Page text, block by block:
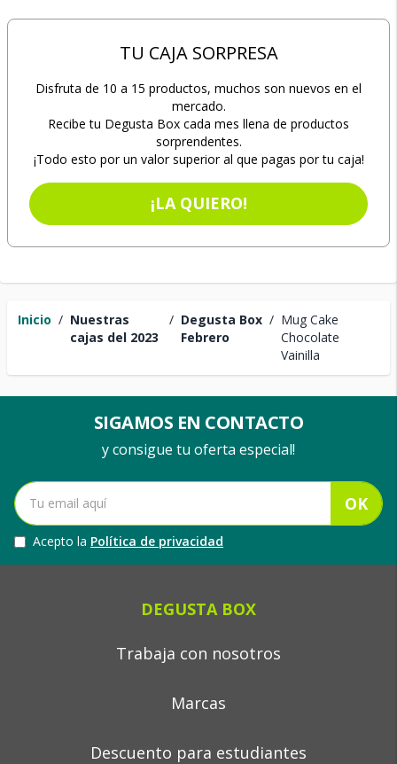
Inicio / Nuestras
cajas del 2023
/ Degusta Box
Febrero
/ Mug Cake
Chocolate
Vainilla
TU CAJA SORPRESA
Disfruta de 10 a 15 productos, muchos son nuevos en el
mercado.
Recibe tu Degusta Box cada mes llena de productos
sorprendentes.
¡Todo esto por un valor superior al que pagas por tu caja!
¡LA QUIERO!
SIGAMOS EN CONTACTO
y consigue tu oferta especial!
OK
Acepto la Política de privacidad
DEGUSTA BOX
Trabaja con nosotros
Marcas
Descuento para estudiantes